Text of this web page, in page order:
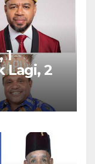
1
Lagi, 2